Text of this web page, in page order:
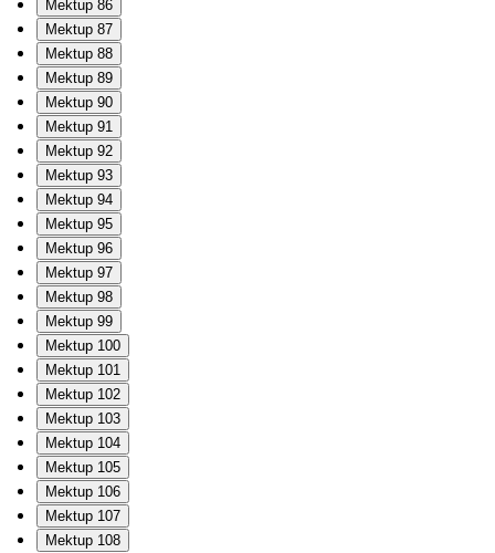
Mektup 86
Mektup 87
Mektup 88
Mektup 89
Mektup 90
Mektup 91
Mektup 92
Mektup 93
Mektup 94
Mektup 95
Mektup 96
Mektup 97
Mektup 98
Mektup 99
Mektup 100
Mektup 101
Mektup 102
Mektup 103
Mektup 104
Mektup 105
Mektup 106
Mektup 107
Mektup 108